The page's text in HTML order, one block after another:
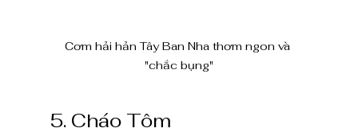
Cơm hải hản Tây Ban Nha thơm ngon và
"chắc bụng"
5. Cháo Tôm